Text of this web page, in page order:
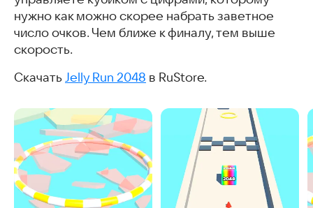
нужно как можно скорее набрать заветное
число очков. Чем ближе к финалу, тем выше
скорость.
Скачать Jelly Run 2048 в RuStore.